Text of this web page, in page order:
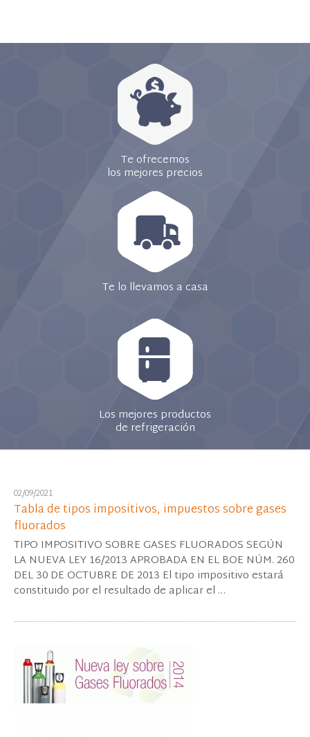
Te ofrecemos
los mejores precios
Te lo llevamos a casa
Los mejores productos
de refrigeración
02/09/2021
Tabla de tipos impositivos, impuestos sobre gases
fluorados
TIPO IMPOSITIVO SOBRE GASES FLUORADOS SEGÚN
LA NUEVA LEY 16/2013 APROBADA EN EL BOE NÚM. 260
DEL 30 DE OCTUBRE DE 2013 El tipo impositivo estará
constituido por el resultado de aplicar el …